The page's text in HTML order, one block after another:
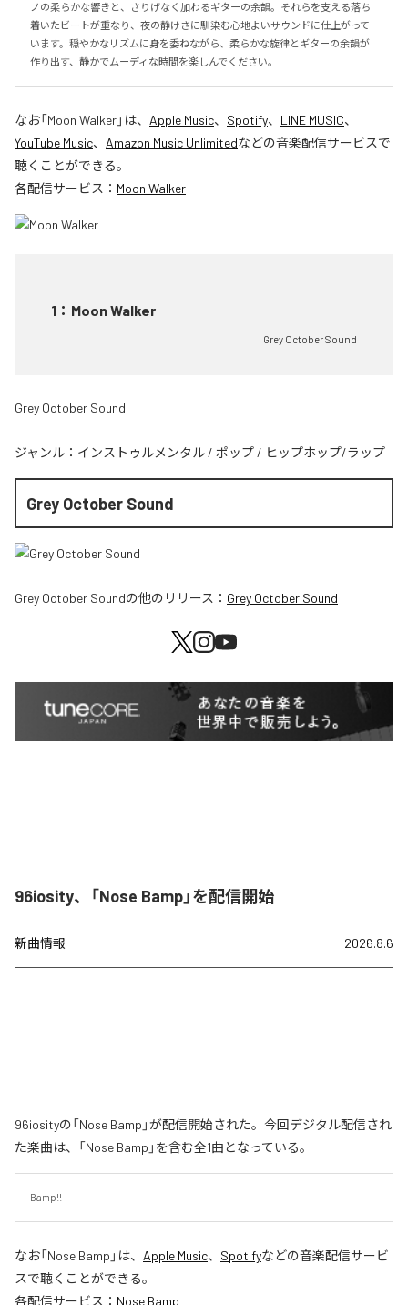
ノの柔らかな響きと、さりげなく加わるギターの余韻。それらを支える落ち
着いたビートが重なり、夜の静けさに馴染む心地よいサウンドに仕上がって
います。穏やかなリズムに身を委ねながら、柔らかな旋律とギターの余韻が
作り出す、静かでムーディな時間を楽しんでください。
なお「Moon Walker」は、 Apple Music、 Spotify、 LINE MUSIC、
YouTube Music、 Amazon Music Unlimitedなどの音楽配信サービスで
聴くことができる。
各配信サービス： Moon Walker
1 ： Moon Walker
Grey October Sound
Grey October Sound
ジャンル： インストゥルメンタル / ポップ / ヒップホップ/ラップ
Grey October Sound
Grey October Soundの他のリリース： Grey October Sound
96iosity、「Nose Bamp」を配信開始
新曲情報 2026.8.6
96iosityの「Nose Bamp」が配信開始された。今回デジタル配信され
た楽曲は、「Nose Bamp」を含む全1曲となっている。
Bamp!!
なお「Nose Bamp 」は、 Apple Music、 Spotifyなどの音楽配信サービ
スで聴くことができる。
各配信サービス： Nose Bamp